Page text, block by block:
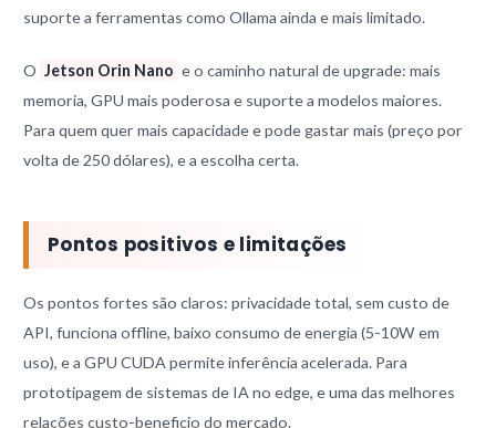
suporte a ferramentas como Ollama ainda e mais limitado.
O Jetson Orin Nano e o caminho natural de upgrade: mais
memoria, GPU mais poderosa e suporte a modelos maiores.
Para quem quer mais capacidade e pode gastar mais (preço por
volta de 250 dólares), e a escolha certa.
Pontos positivos e limitações
Os pontos fortes são claros: privacidade total, sem custo de
API, funciona offline, baixo consumo de energia (5-10W em
uso), e a GPU CUDA permite inferência acelerada. Para
prototipagem de sistemas de IA no edge, e uma das melhores
relações custo-beneficio do mercado.